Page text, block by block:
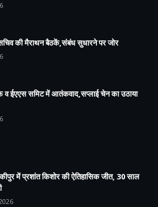
की मैराथन बैठकें,संबंध सुधारने पर जोर
ईएएस समिट में आतंकवाद,सप्लाई चेन का उठाया
में प्रशांत किशोर की ऐतिहासिक जीत, 30 साल